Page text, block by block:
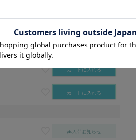
カートに入れる
カートに入れる
カートに入れる
再入荷お知らせ